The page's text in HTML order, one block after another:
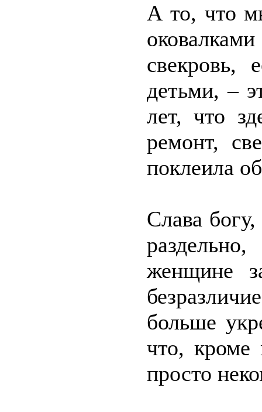
А то, что
свекровь,
детьми, –
лет, что
ремонт,
поклеила
Слава
женщине
больше
что, кроме
просто